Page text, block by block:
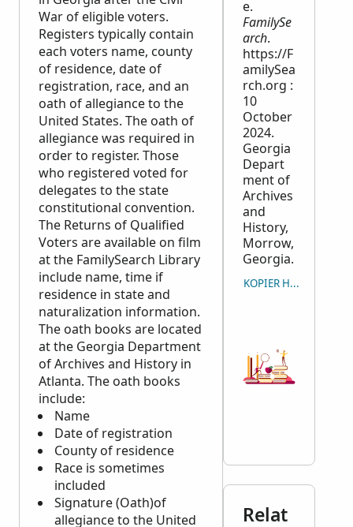
War of eligible voters.
Registers typically contain
each voters name, county
of residence, date of
registration, race, and an
oath of allegiance to the
United States. The oath of
allegiance was required in
order to register. Those
who registered voted for
delegates to the state
constitutional convention.
The Returns of Qualified
Voters are available on film
at the FamilySearch Library
include name, time if
residence in state and
naturalization information.
The oath books are located
at the Georgia Department
of Archives and History in
Atlanta. The oath books
include:
Name
Date of registration
County of residence
Race is sometimes
included
Signature (Oath)of
allegiance to the United
e.
FamilySe
arch.
https://F
amilySea
rch.org :
10
October
2024.
Georgia
Depart
ment of
Archives
and
History,
Morrow,
Georgia.
KOPIER HENVISNING
Relat